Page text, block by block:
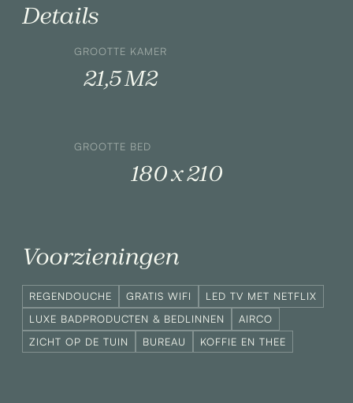
Details
GROOTTE KAMER
21,5 M2
GROOTTE BED
180 x 210
Voorzieningen
REGENDOUCHE GRATIS WIFI
LED TV MET NETFLIX
LUXE BADPRODUCTEN & BEDLINNEN
AIRCO
ZICHT OP DE TUIN
BUREAU KOFFIE EN THEE